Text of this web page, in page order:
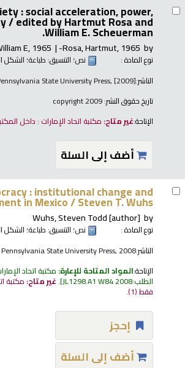
: social acceleration, power,
/edited by Hartmut Rosa and
William E. Scheuerman.
by
Rosa, Hartmut, 1965-
E, 1965-
نوع المادة : نص؛ التنسيق: طباعة؛ الشكل
الناشر:State University Press, [2009]
تاريخ حقوق النشر:
الإتاحة:غير متاح: مكتبة اتحاد الإمارات : داخل
أضف إلى السلة
: institutional change and
in Mexico /Steven T. Wuhs.
by
Wuhs, Steven Todd[author]
نوع المادة : نص؛ التنسيق: طباعة؛ الشكل
الناشر:State University Press, 2008
الإتاحة:المواد المتاحة للإعارة: مكتبة اتحاد
الطلب:JL1298.A1 W84 2008
.غير متاح: مكتبة
فقط(1).
إحجز
أضف إلى السلة